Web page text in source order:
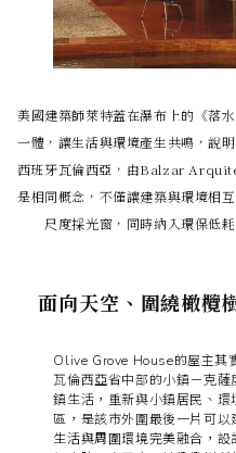
美國建築師萊特蓋在瀑布上的《落
一體，讓生活與環境產生共鳴，說
西班牙瓦倫西亞，由Balzar
是相同概念，不僅讓建築與環境相
尺度採光窗，同時納入環保低
面向天空、圍繞橄欖
Olive Grove House的屋主其
瓦倫西亞省中部的小鎮－克
鎮生活，重新與小鎮居民、
區，是該市外圍最後一片可以
生活與周圍環境完美融合 ，